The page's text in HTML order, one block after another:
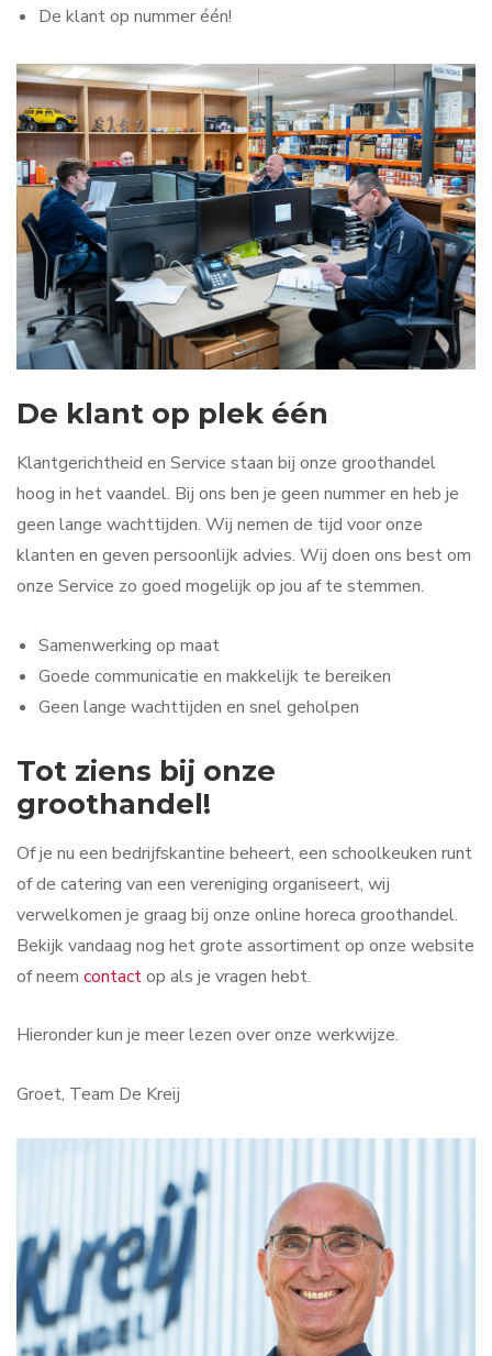
De klant op nummer één!
De klant op plek één
Klantgerichtheid en Service staan bij onze groothandel
hoog in het vaandel. Bij ons ben je geen nummer en heb je
geen lange wachttijden. Wij nemen de tijd voor onze
klanten en geven persoonlijk advies. Wij doen ons best om
onze Service zo goed mogelijk op jou af te stemmen.
Samenwerking op maat
Goede communicatie en makkelijk te bereiken
Geen lange wachttijden en snel geholpen
Tot ziens bij onze
groothandel!
Of je nu een bedrijfskantine beheert, een schoolkeuken runt
of de catering van een vereniging organiseert, wij
verwelkomen je graag bij onze online horeca groothandel.
Bekijk vandaag nog het grote assortiment op onze website
of neem contactop als je vragen hebt.
Hieronder kun je meer lezen over onze werkwijze.
Groet, Team De Kreij